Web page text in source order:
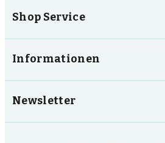
Shop Service
Informationen
Newsletter